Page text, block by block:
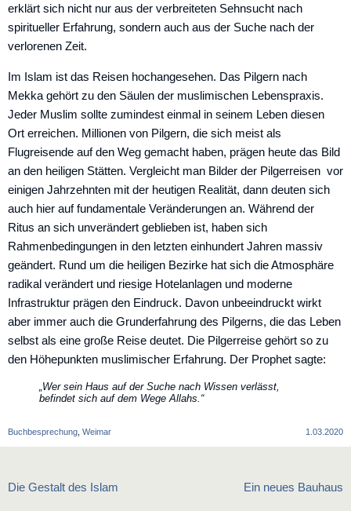
erklärt sich nicht nur aus der verbreiteten Sehnsucht nach
spiritueller Erfahrung, sondern auch aus der Suche nach der
verlorenen Zeit.
Im Islam ist das Reisen hochangesehen. Das Pilgern nach
Mekka gehört zu den Säulen der muslimischen Lebenspraxis.
Jeder Muslim sollte zumindest einmal in seinem Leben diesen
Ort erreichen. Millionen von Pilgern, die sich meist als
Flugreisende auf den Weg gemacht ­haben, prägen heute das Bild
an den ­heiligen Stätten. Vergleicht man Bilder der Pilgerreisen vor
einigen Jahrzehnten mit der heutigen Realität, dann deuten sich
auch hier auf fundamentale Veränderungen an. Während der
Ritus an sich unverändert geblieben ist, haben sich
Rahmenbedingungen in den letzten einhundert Jahren massiv
geändert. Rund um die heiligen Bezirke hat sich die ­Atmosphäre
radikal verändert und riesige Hotelanlagen und moderne
Infrastruktur prägen den Eindruck. Davon unbeeindruckt wirkt
aber immer auch die Grunderfahrung des Pilgerns, die das Leben
selbst als eine große Reise deutet. Die ­Pilgerreise gehört so zu
den Höhepunkten muslimischer Erfahrung. Der Prophet sagte:
„Wer sein Haus auf der Suche nach Wissen verlässt,
befindet sich auf dem Wege Allahs.“
Buchbesprechung Weimar 1.03.2020
Beitragsnavigation
Die Gestalt des Islam Ein neues Bauhaus